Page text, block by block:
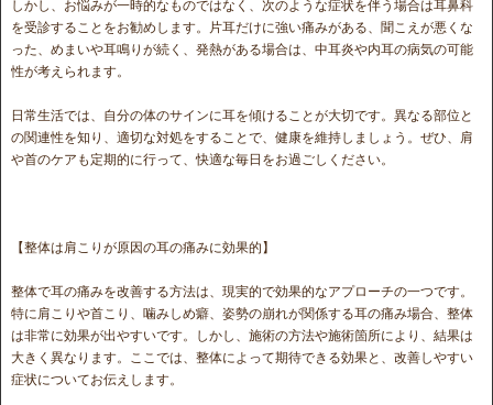
しかし、お悩みが一時的なものではなく、次のような症状を伴う場合は耳鼻科
を受診することをお勧めします。片耳だけに強い痛みがある、聞こえが悪くな
った、めまいや耳鳴りが続く、発熱がある場合は、中耳炎や内耳の病気の可能
性が考えられます。
日常生活では、自分の体のサインに耳を傾けることが大切です。異なる部位と
の関連性を知り、適切な対処をすることで、健康を維持しましょう。ぜひ、肩
や首のケアも定期的に行って、快適な毎日をお過ごしください。
【整体は肩こりが原因の耳の痛みに効果的】
整体で耳の痛みを改善する方法は、現実的で効果的なアプローチの一つです。
特に肩こりや首こり、噛みしめ癖、姿勢の崩れが関係する耳の痛み場合、整体
は非常に効果が出やすいです。しかし、施術の方法や施術箇所により、結果は
大きく異なります。ここでは、整体によって期待できる効果と、改善しやすい
症状についてお伝えします。